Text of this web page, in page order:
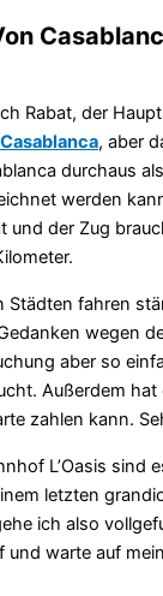
Rabat, der
Casablanca, aber
durchaus
werden
und der Zug
Städten fahren
wegen
aber so
Außerdem hat
zahlen kann.
L’Oasis sind
letzten
ich also
warte auf